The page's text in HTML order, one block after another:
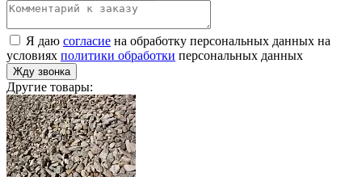
Я даю согласие на обработку персональных данных на
условиях политики обработки персональных данных
Жду звонка
Другие товары: